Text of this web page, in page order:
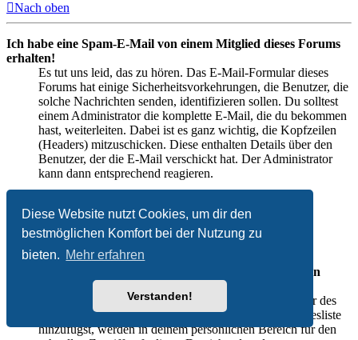
Diese Website nutzt Cookies, um dir den
bestmöglichen Komfort bei der Nutzung zu
bieten. Mehr erfahren
Verstanden!
Nach oben
Ich habe eine Spam-E-Mail von einem Mitglied dieses Forums
erhalten!
Es tut uns leid, das zu hören. Das E-Mail-Formular dieses
Forums hat einige Sicherheitsvorkehrungen, die Benutzer, die
solche Nachrichten senden, identifizieren sollen. Du solltest
einem Administrator die komplette E-Mail, die du bekommen
hast, weiterleiten. Dabei ist es ganz wichtig, die Kopfzeilen
(Headers) mitzuschicken. Diese enthalten Details über den
Benutzer, der die E-Mail verschickt hat. Der Administrator
kann dann entsprechend reagieren.
Freunde und ignorierte Mitglieder
Wozu benötige ich die Listen der Freunde und ignorierten
Du kannst diese Listen benutzen, um andere Mitglieder des
Boards zu verwalten. Mitglieder, die du deiner Freundesliste
hinzufügst, werden in deinem persönlichen Bereich für den